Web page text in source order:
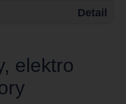
Detail
elektro